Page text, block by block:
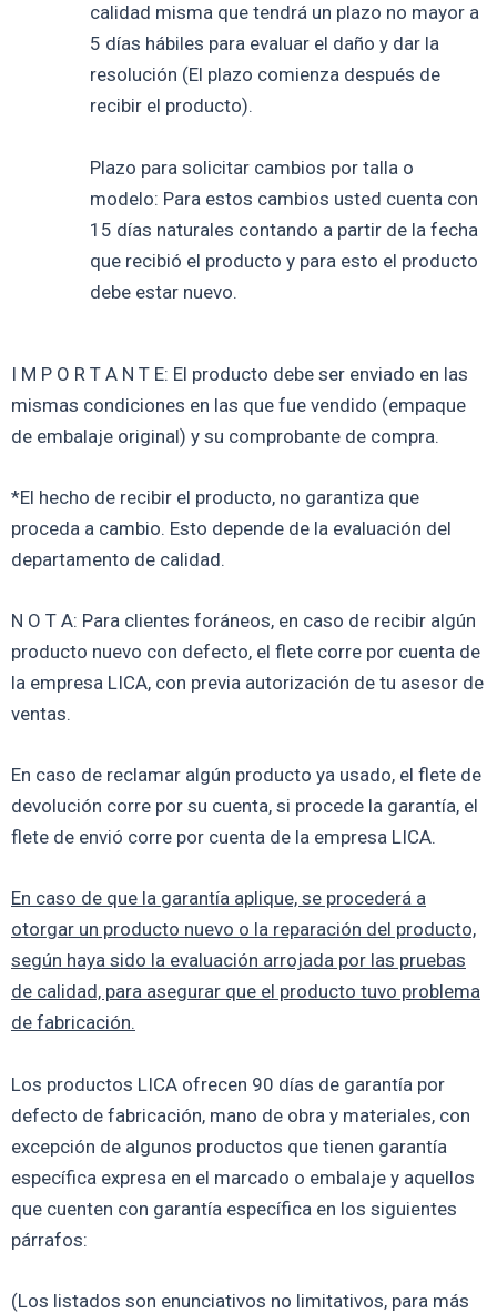
calidad misma que tendrá un plazo no mayor a
5 días hábiles para evaluar el daño y dar la
resolución (El plazo comienza después de
recibir el producto).
Plazo para solicitar cambios por talla o
modelo: Para estos cambios usted cuenta con
15 días naturales contando a partir de la fecha
que recibió el producto y para esto el producto
debe estar nuevo.
I M P O R T A N T E: El producto debe ser enviado en las
mismas condiciones en las que fue vendido (empaque
de embalaje original) y su comprobante de compra.
*El hecho de recibir el producto, no garantiza que
proceda a cambio. Esto depende de la evaluación del
departamento de calidad.
N O T A: Para clientes foráneos, en caso de recibir algún
producto nuevo con defecto, el flete corre por cuenta de
la empresa LICA, con previa autorización de tu asesor de
ventas.
En caso de reclamar algún producto ya usado, el flete de
devolución corre por su cuenta, si procede la garantía, el
flete de envió corre por cuenta de la empresa LICA.
En caso de que la garantía aplique, se procederá a
otorgar un producto nuevo o la reparación del producto,
según haya sido la evaluación arrojada por las pruebas
de calidad, para asegurar que el producto tuvo problema
de fabricación.
Los productos LICA ofrecen 90 días de garantía por
defecto de fabricación, mano de obra y materiales, con
excepción de algunos productos que tienen garantía
específica expresa en el marcado o embalaje y aquellos
que cuenten con garantía específica en los siguientes
párrafos:
(Los listados son enunciativos no limitativos, para más